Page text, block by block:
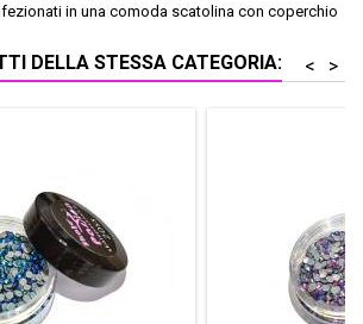
in una comoda scatolina con coperchio
DELLA STESSA CATEGORIA: >
<